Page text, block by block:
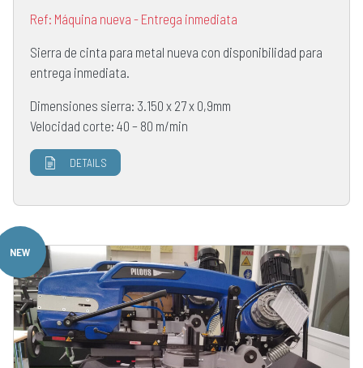
Ref: Máquina nueva - Entrega inmediata
Sierra de cinta para metal nueva con disponibilidad para
entrega inmediata.
Dimensiones sierra: 3.150 x 27 x 0,9mm
Velocidad corte: 40 – 80 m/min
DETAILS
NEW